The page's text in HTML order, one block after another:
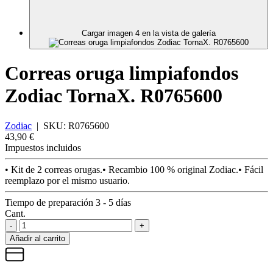
Cargar imagen 4 en la vista de galería
Correas oruga limpiafondos
Zodiac TornaX. R0765600
Zodiac | SKU: R0765600
43,90 €
Impuestos incluidos
• Kit de 2 correas orugas.• Recambio 100 % original Zodiac.• Fácil
reemplazo por el mismo usuario.
Tiempo de preparación 3 - 5 días
Cant.
-
+
Añadir al carrito